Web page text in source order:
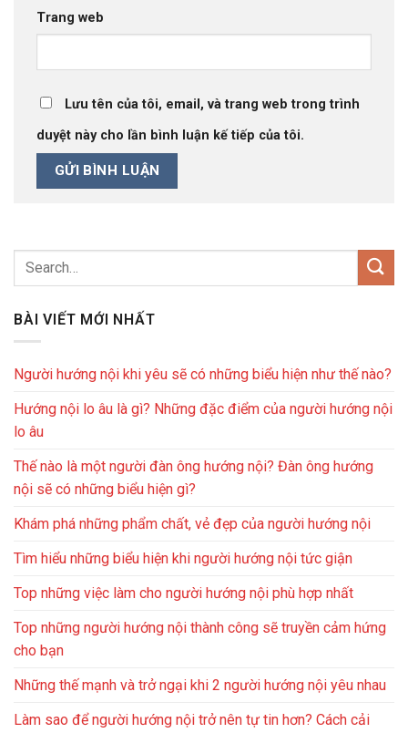
Trang web
Lưu tên của tôi, email, và trang web trong trình
duyệt này cho lần bình luận kế tiếp của tôi.
BÀI VIẾT MỚI NHẤT
Người hướng nội khi yêu sẽ có những biểu hiện như thế nào?
Hướng nội lo âu là gì? Những đặc điểm của người hướng nội
lo âu
Thế nào là một người đàn ông hướng nội? Đàn ông hướng
nội sẽ có những biểu hiện gì?
Khám phá những phẩm chất, vẻ đẹp của người hướng nội
Tìm hiểu những biểu hiện khi người hướng nội tức giận
Top những việc làm cho người hướng nội phù hợp nhất
Top những người hướng nội thành công sẽ truyền cảm hứng
cho bạn
Những thế mạnh và trở ngại khi 2 người hướng nội yêu nhau
Làm sao để người hướng nội trở nên tự tin hơn? Cách cải